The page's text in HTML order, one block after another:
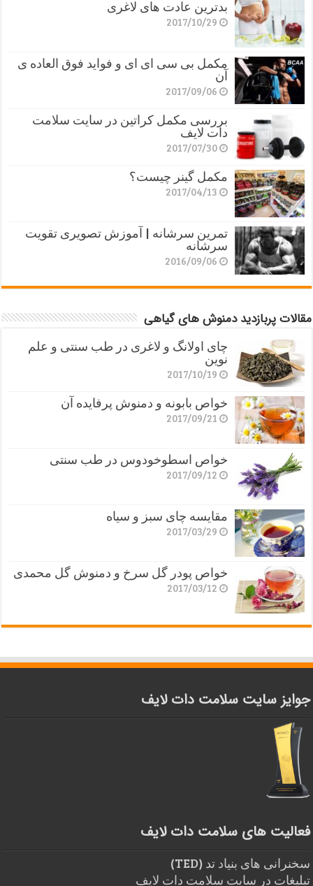
بدترین عادت های لاغری
2017/10/29
مکمل بی سی ای ای و فواید فوق العاده ی
آن
2017/09/06
بررسی مکمل کراتین در سایت سلامت
دات لایف
2017/07/30
مکمل گینر چیست؟
2017/04/13
تمرین سرشانه | آموزش تصویری تقویت
سرشانه
2016/09/06
مقالات پربازدید دمنوش های گیاهی
چای اولانگ و لاغری در طب سنتی و علم
نوین
2017/10/19
خواص بابونه و دمنوش پرفایده آن
2017/09/21
خواص اسطوخودوس در طب سنتی
2017/09/12
مقایسه چای سبز و سیاه
2017/03/29
خواص پودر گل سرخ و دمنوش گل محمدی
2017/03/12
جوایز سایت سلامت دات لایف
فعالیت های سلامت دات لایف
سخنرانی های بنیاد تد (TED)
تبلیغات در سایت سلامت دات لایف